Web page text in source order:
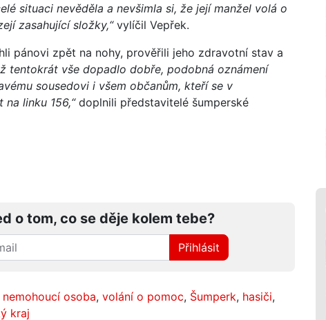
situaci nevěděla a nevšimla si, že její manžel volá o
zasahující složky,“vylíčil Vepřek.
pánovi zpět na nohy, prověřili jeho zdravotní stav a
tentokrát vše dopadlo dobře, podobná oznámení
sousedovi i všem občanům, kteří se v
linku 156,“doplnili představitelé šumperské
o tom, co se děje kolem tebe?
Přihlásit
nemohoucí osoba, volání o pomoc, Šumperk, hasiči,
kraj